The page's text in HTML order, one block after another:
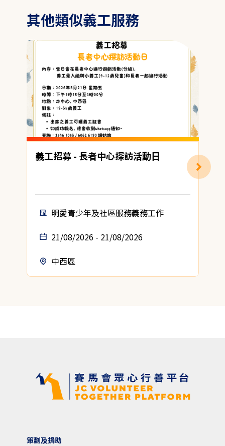
其他類似義工服務
義工招募 - 長者中心探訪活動日
明愛青少年及社區服務義務工作
21/08/2026 - 21/08/2026
中西區
策劃及捐助